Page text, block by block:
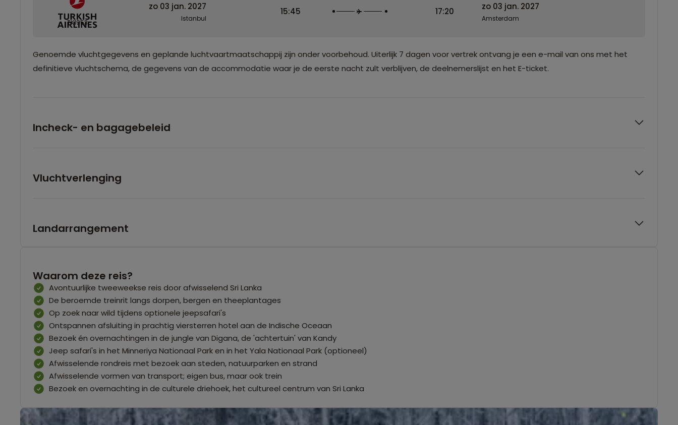
TK1953
zo 03 jan. 2027
Istanbul
15:45 17:20 zo 03 jan. 2027
Amsterdam
Genoemde vluchtgegevens en geplande luchtvaartmaatschappij zijn onder voorbehoud. Uiterlijk 7 dagen voor vertrek ontvang je een e-mail van ons met het
definitieve vluchtschema, de gegevens van de accommodatie waar je de eerste nacht zult verblijven, de deelnemerslijst en het E-ticket.
Incheck- en bagagebeleid
Vluchtverlenging
Landarrangement
Waarom deze reis?
Avontuurlijke tweeweekse reis door afwisselend Sri Lanka
De beroemde treinrit langs dorpen, bergen en theeplantages
Op zoek naar wild tijdens optionele jeepsafari's
Ontspannen afsluiting in prachtig viersterren hotel aan de Indische Oceaan
Bezoek én overnachtingen in de jungle van Digana, de 'achtertuin' van Kandy
Jeep safari's in het Minneriya Nationaal Park en in het Yala Nationaal Park (optioneel)
Afwisselende rondreis met bezoek aan steden, natuurparken en strand
Afwisselende vormen van transport; eigen bus, maar ook trein
Bezoek en overnachting in de culturele driehoek, het cultureel centrum van Sri Lanka